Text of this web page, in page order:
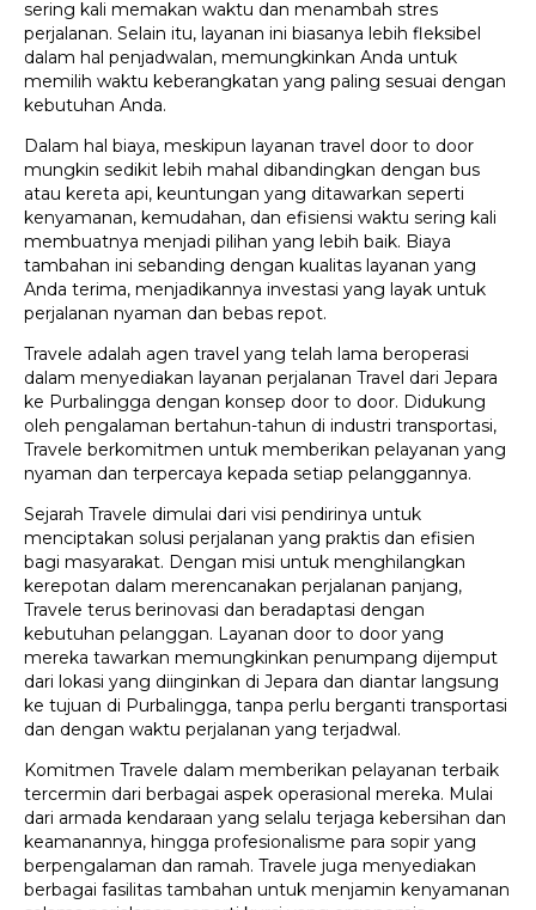
sering kali memakan waktu dan menambah stres
perjalanan. Selain itu, layanan ini biasanya lebih fleksibel
dalam hal penjadwalan, memungkinkan Anda untuk
memilih waktu keberangkatan yang paling sesuai dengan
kebutuhan Anda.
Dalam hal biaya, meskipun layanan travel door to door
mungkin sedikit lebih mahal dibandingkan dengan bus
atau kereta api, keuntungan yang ditawarkan seperti
kenyamanan, kemudahan, dan efisiensi waktu sering kali
membuatnya menjadi pilihan yang lebih baik. Biaya
tambahan ini sebanding dengan kualitas layanan yang
Anda terima, menjadikannya investasi yang layak untuk
perjalanan nyaman dan bebas repot.
Travele adalah agen travel yang telah lama beroperasi
dalam menyediakan layanan perjalanan Travel dari Jepara
ke Purbalingga dengan konsep door to door. Didukung
oleh pengalaman bertahun-tahun di industri transportasi,
Travele berkomitmen untuk memberikan pelayanan yang
nyaman dan terpercaya kepada setiap pelanggannya.
Sejarah Travele dimulai dari visi pendirinya untuk
menciptakan solusi perjalanan yang praktis dan efisien
bagi masyarakat. Dengan misi untuk menghilangkan
kerepotan dalam merencanakan perjalanan panjang,
Travele terus berinovasi dan beradaptasi dengan
kebutuhan pelanggan. Layanan door to door yang
mereka tawarkan memungkinkan penumpang dijemput
dari lokasi yang diinginkan di Jepara dan diantar langsung
ke tujuan di Purbalingga, tanpa perlu berganti transportasi
dan dengan waktu perjalanan yang terjadwal.
Komitmen Travele dalam memberikan pelayanan terbaik
tercermin dari berbagai aspek operasional mereka. Mulai
dari armada kendaraan yang selalu terjaga kebersihan dan
keamanannya, hingga profesionalisme para sopir yang
berpengalaman dan ramah. Travele juga menyediakan
berbagai fasilitas tambahan untuk menjamin kenyamanan